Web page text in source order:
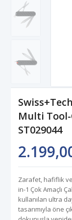
Multi
ST029044
Zarafet, hafiflik
in-1 Çok Amaçlı
kullanılan ultra
tasarımıyla öne